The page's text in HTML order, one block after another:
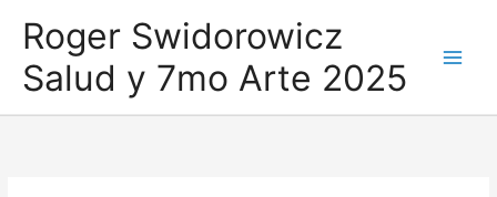
contenido
Roger Swidorowicz
Salud y 7mo Arte 2025